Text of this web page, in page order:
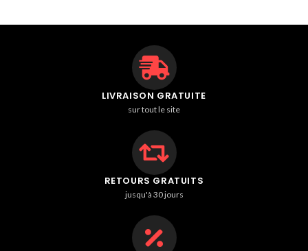
LIVRAISON GRATUITE
sur tout le site
RETOURS GRATUITS
jusqu'à 30 jours